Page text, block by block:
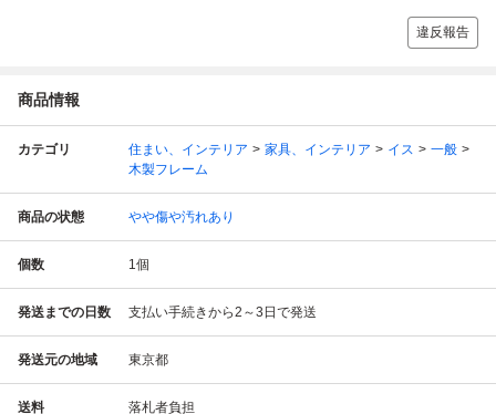
違反報告
商品情報
カテゴリ 住まい、インテリア 家具、インテリア イス
一般
木製フレーム
商品の状態 やや傷や汚れあり
個数 1個
発送までの日数 支払い手続きから2～3日で発送
発送元の地域 東京都
送料
落札者負担